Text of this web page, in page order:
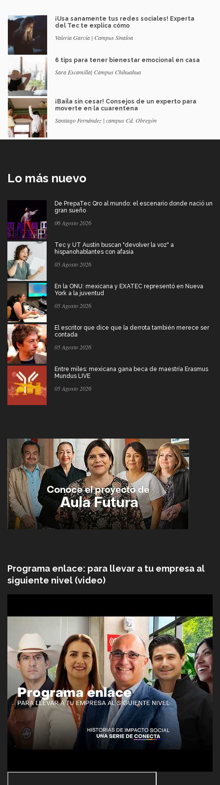
¡Usa sanamente tus redes sociales! Experta
del Tec te explica cómo
Valeria García | Campus Sinaloa
6 tips para tener bienestar emocional en casa
Sara Escamilla| Campus Chihuahua
¡Baila sin cesar! Consejos de un experto para
moverte en la cuarentena
Santiago Fernández | campus Cd. Obregón
Lo más nuevo
De PrepaTec Qro al mundo: el escenario donde nació un
gran sueño
06 Agosto 2026
Tec y UT Austin buscan "devolver la voz" a
hispanohablantes con afasia
05 Agosto 2026
En la ONU: mexicana y EXATEC representó en Nueva
York a la juventud
05 Agosto 2026
El escritor que dice que la derrota también merece ser
contada
05 Agosto 2026
Entre miles: mexicana gana beca de maestría Erasmus
Mundus LIVE
05 Agosto 2026
Programa enlace: para llevar a tu empresa al
siguiente nivel (video)